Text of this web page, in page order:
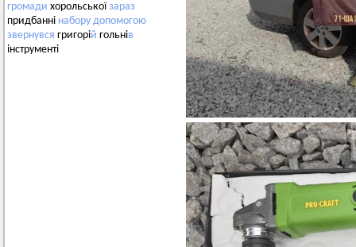
громади хорольськоїзараз
придбанні набору допомогою
звернувся григорій гольнів
інструменті